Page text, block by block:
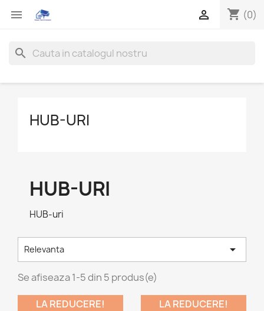
 shopping_cart (0)

search
HUB-URI
HUB-URI
HUB-uri
Relevanta 
Se afiseaza 1-5 din 5 produs(e)
LA REDUCERE!
LA REDUCERE!